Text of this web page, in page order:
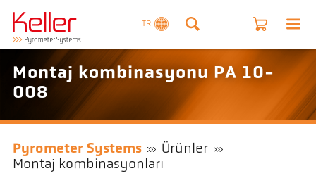
TR
Montaj kombinasyonu PA 10-
008
Pyrometer Systems
Ürünler
Montaj kombinasyonları